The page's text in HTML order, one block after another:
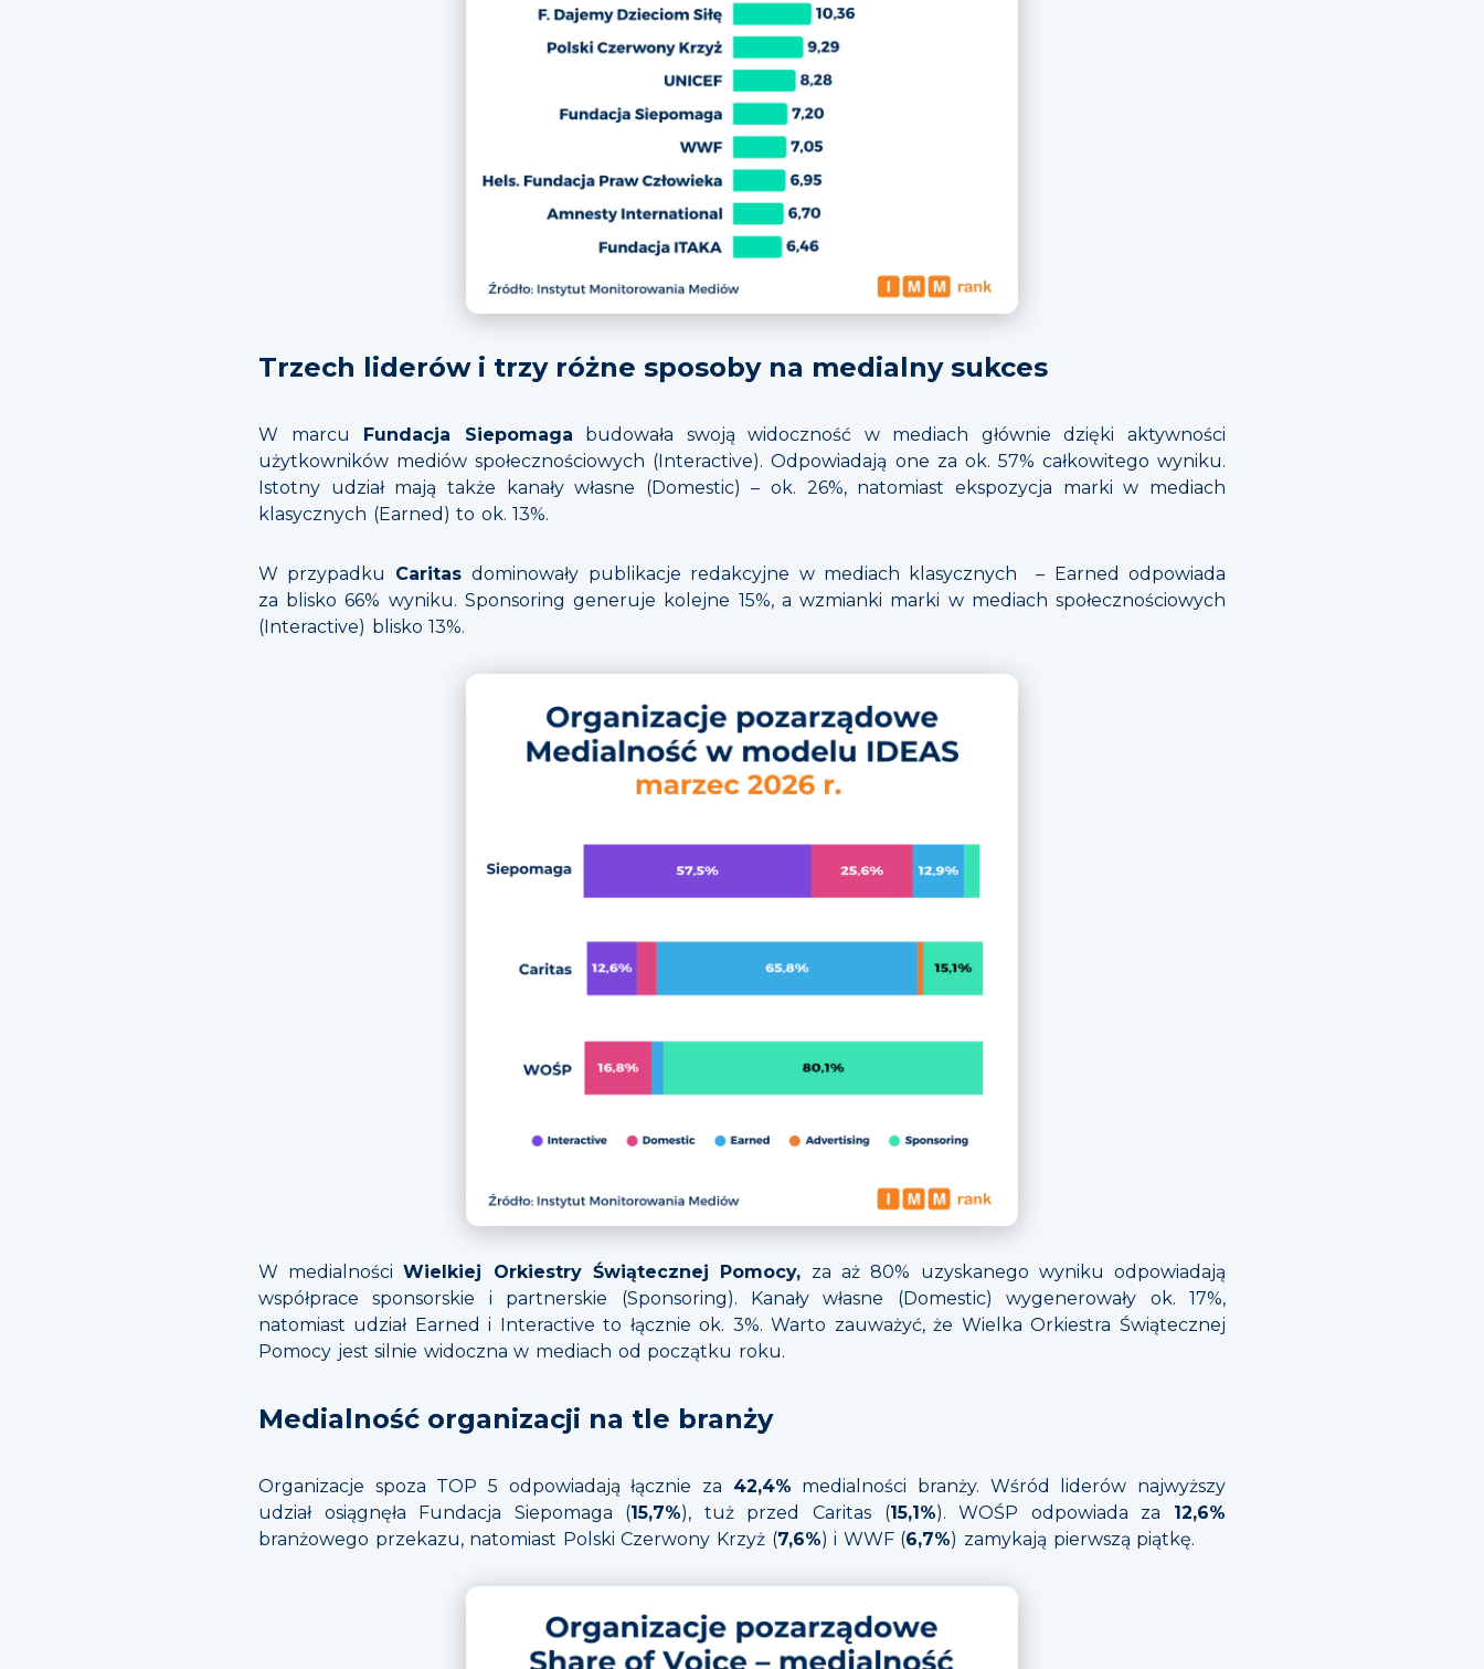
Trzech liderów i trzy różne sposoby na medialny sukces
W marcu Fundacja Siepomaga budowała swoją widoczność w mediach głównie dzięki aktywności
użytkowników mediów społecznościowych (Interactive). Odpowiadają one za ok. 57% całkowitego wyniku.
Istotny udział mają także kanały własne (Domestic) – ok. 26%, natomiast ekspozycja marki w mediach
klasycznych (Earned) to ok. 13%.
W przypadku Caritasdominowały publikacje redakcyjne w mediach klasycznych – Earned odpowiada
za blisko 66% wyniku. Sponsoring generuje kolejne 15%, a wzmianki marki w mediach społecznościowych
(Interactive) blisko 13%.
W medialnościWielkiej Orkiestry Świątecznej Pomocy, za aż 80% uzyskanego wyniku odpowiadają
współprace sponsorskie i partnerskie (Sponsoring). Kanały własne (Domestic) wygenerowały ok. 17%,
natomiast udział Earned i Interactive to łącznie ok. 3%. Warto zauważyć, że Wielka Orkiestra Świątecznej
Pomocy jest silnie widoczna w mediach od początku roku.
Medialność organizacji na tle branży
Organizacje spoza TOP 5 odpowiadają łącznie za 42,4% medialności branży. Wśród liderów najwyższy
udział osiągnęła Fundacja Siepomaga (15,7%), tuż przed Caritas (15,1%). WOŚP odpowiada za 12,6%
branżowego przekazu, natomiast Polski Czerwony Krzyż (7,6%) i WWF (6,7%) zamykają pierwszą piątkę.